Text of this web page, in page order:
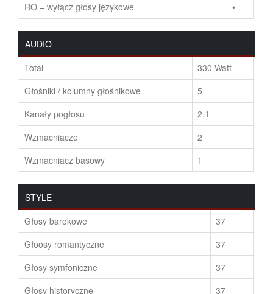
RO – wyłącz głosy językowe
•
AUDIO
Total
330 Watt
Głośniki / kolumny głośnikowe
5
Kanały pogłosu
2.1
Wzmacniacze
2
Wzmacniacz basowy
1
STYLE
Głosy barokowe
37
Głoosy romantyczne
37
Głosy symfoniczne
37
Głosy historyczne
37